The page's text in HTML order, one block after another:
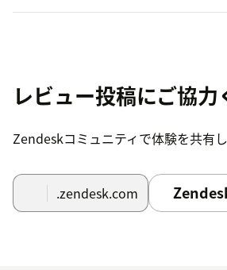
レビュー投稿にご協力
Zendeskコミュニティで体験を共有
.zendesk.com